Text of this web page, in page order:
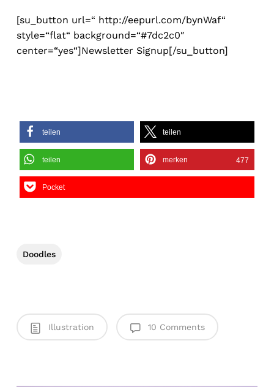
[su_button url=“ http://eepurl.com/bynWaf“
style=“flat“ background=“#7dc2c0″
center=“yes“]Newsletter Signup[/su_button]
teilen teilen
teilen merken 477
Pocket
Doodles
Illustration 10 Comments